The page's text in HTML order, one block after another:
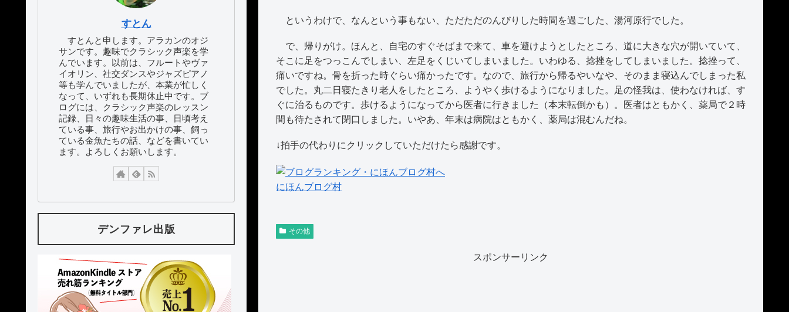
というわけで、なんという事もない、ただただのんびりした時間を過ごした、湯河原行でした。
で、帰りがけ。ほんと、自宅のすぐそばまで来て、車を避けようとしたところ、道に大きな穴が開いていて、
そこに足をつっこんでしまい、左足をくじいてしまいました。いわゆる、捻挫をしてしまいました。捻挫って、
痛いですね。骨を折った時ぐらい痛かったです。なので、旅行から帰るやいなや、そのまま寝込んでしまった私
でした。丸二日寝たきり老人をしたところ、ようやく歩けるようになりました。足の怪我は、使わなければ、す
ぐに治るものです。歩けるようになってから医者に行きました（本末転倒かも）。医者はともかく、薬局で２時
間も待たされて閉口しました。いやあ、年末は病院はともかく、薬局は混むんだね。
↓拍手の代わりにクリックしていただけたら感謝です。
にほんブログ村
その他
スポンサーリンク
すとん
すとんと申します。アラカンのオジ
サンです。趣味でクラシック声楽を学
んでいます。以前は、フルートやヴァ
イオリン、社交ダンスやジャズピアノ
等も学んでいましたが、本業が忙しく
なって、いずれも長期休止中です。ブ
ログには、クラシック声楽のレッスン
記録、日々の趣味生活の事、日頃考え
ている事、旅行やお出かけの事、飼っ
ている金魚たちの話、などを書いてい
ます。よろしくお願いします。
デンファレ出版